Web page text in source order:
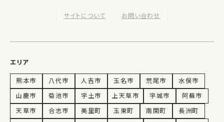
サイトについて お問い合わせ
エリア
熊本市 八代市 人吉市 玉名市 荒尾市
水俣市
山鹿市
菊池市 宇土市 上天草市 宇城市
阿蘇市
天草市
合志市 美里町 玉東町 南関町
長洲町